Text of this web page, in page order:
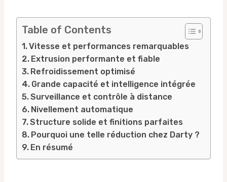
Table of Contents
Vitesse et performances remarquables
Extrusion performante et fiable
Refroidissement optimisé
Grande capacité et intelligence intégrée
Surveillance et contrôle à distance
Nivellement automatique
Structure solide et finitions parfaites
Pourquoi une telle réduction chez Darty ?
En résumé